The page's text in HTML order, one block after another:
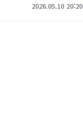
2026.05.10 20:20